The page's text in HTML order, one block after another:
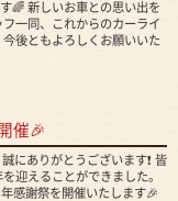
🌈 新しいお車との思い出を
一同、これからのカーライ
後ともよろしくお願いいた
催🎉
にありがとうございます❗ 皆
迎えることができました。
感謝祭を開催いたします🎉